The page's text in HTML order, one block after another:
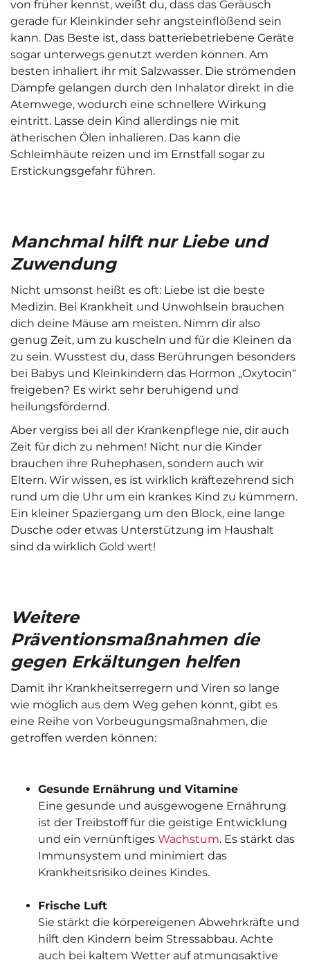
von früher kennst, weißt du, dass das Geräusch
gerade für Kleinkinder sehr angsteinflößend sein
kann. Das Beste ist, dass batteriebetriebene Geräte
sogar unterwegs genutzt werden können. Am
besten inhaliert ihr mit Salzwasser. Die strömenden
Dämpfe gelangen durch den Inhalator direkt in die
Atemwege, wodurch eine schnellere Wirkung
eintritt. Lasse dein Kind allerdings nie mit
ätherischen Ölen inhalieren. Das kann die
Schleimhäute reizen und im Ernstfall sogar zu
Erstickungsgefahr führen.
Manchmal hilft nur Liebe und
Zuwendung
Nicht umsonst heißt es oft: Liebe ist die beste
Medizin. Bei Krankheit und Unwohlsein brauchen
dich deine Mäuse am meisten. Nimm dir also
genug Zeit, um zu kuscheln und für die Kleinen da
zu sein. Wusstest du, dass Berührungen besonders
bei Babys und Kleinkindern das Hormon „Oxytocin“
freigeben? Es wirkt sehr beruhigend und
heilungsfördernd.
Aber vergiss bei all der Krankenpflege nie, dir auch
Zeit für dich zu nehmen! Nicht nur die Kinder
brauchen ihre Ruhephasen, sondern auch wir
Eltern. Wir wissen, es ist wirklich kräftezehrend sich
rund um die Uhr um ein krankes Kind zu kümmern.
Ein kleiner Spaziergang um den Block, eine lange
Dusche oder etwas Unterstützung im Haushalt
sind da wirklich Gold wert!
Weitere
Präventionsmaßnahmen die
gegen Erkältungen helfen
Damit ihr Krankheitserregern und Viren so lange
wie möglich aus dem Weg gehen könnt, gibt es
eine Reihe von Vorbeugungsmaßnahmen, die
getroffen werden können:
Gesunde Ernährung und Vitamine
Eine gesunde und ausgewogene Ernährung
ist der Treibstoff für die geistige Entwicklung
und ein vernünftiges Wachstum. Es stärkt das
Immunsystem und minimiert das
Krankheitsrisiko deines Kindes.
Frische Luft
Sie stärkt die körpereigenen Abwehrkräfte und
hilft den Kindern beim Stressabbau. Achte
auch bei kaltem Wetter auf atmungsaktive